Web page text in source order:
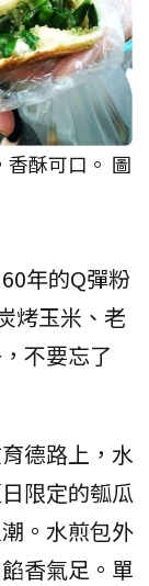
酥可口。 圖
年的Q彈粉
烤玉米、老
不要忘了
德路上，水
限定的瓠瓜
。水煎包外
香氣足。單